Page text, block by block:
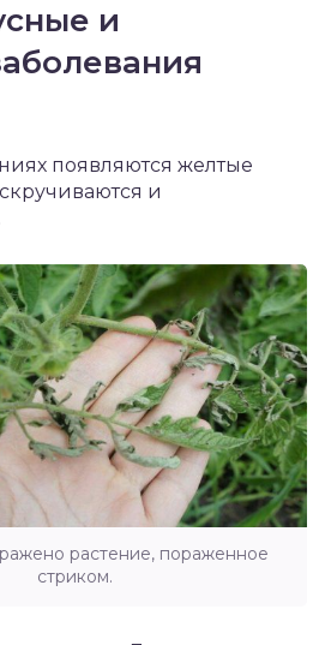
и
появляются желтые
и
растение, пораженное
стриком.